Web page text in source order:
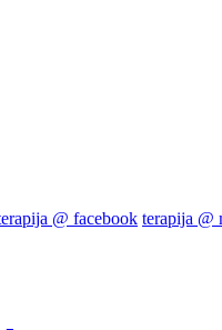
@ facebook terapija @